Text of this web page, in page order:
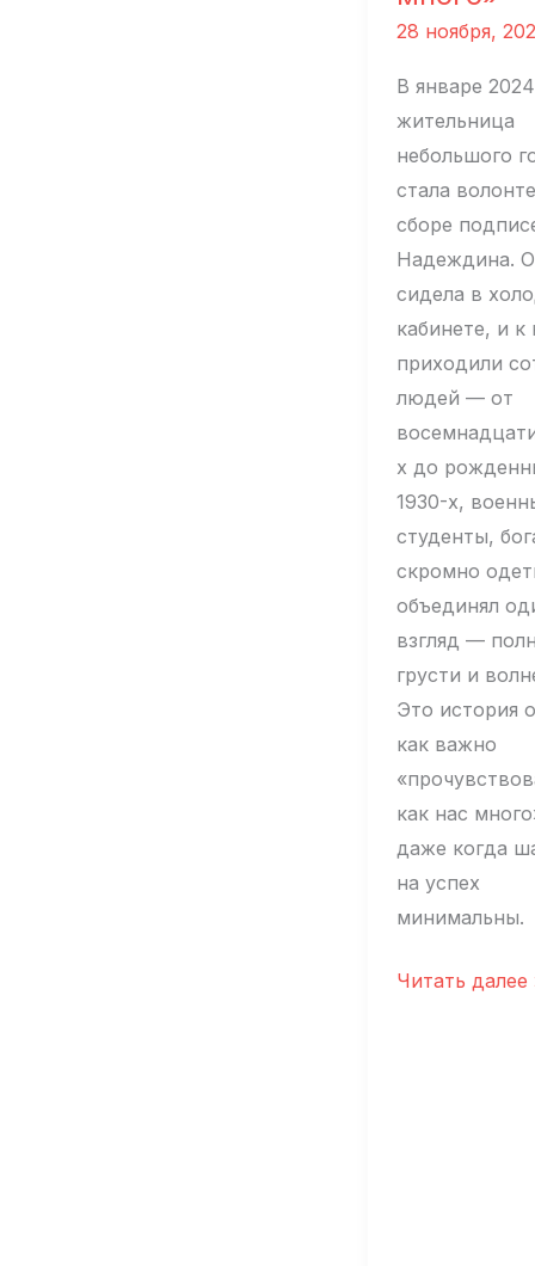
28 ноября,
В январе
жительница
небольшого
стала
сборе
Надеждина.
сидела в
кабинете, и к
приходили
людей — от
х до
1930-х,
студенты,
скромно
объединял
взгляд —
грусти и
Это история
как важно
как нас
даже когда
на успех
минимальны.
«Пользуемся
Читать далее